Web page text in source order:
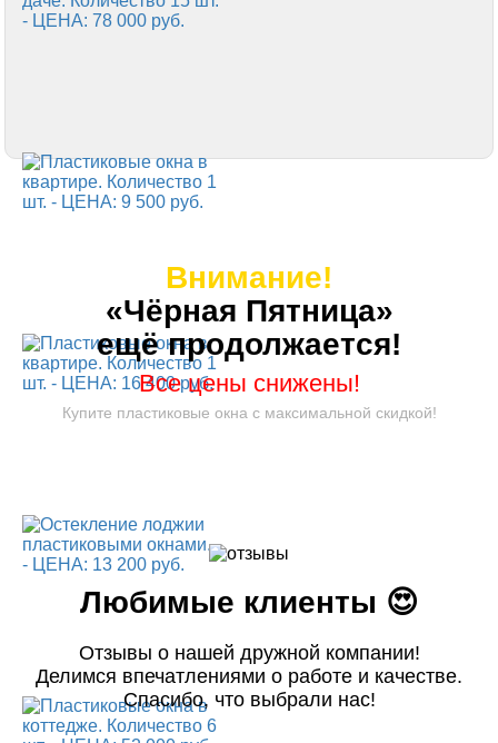
Внимание!
«Чёрная Пятница»
ещё продолжается!
Все цены снижены!
Купите пластиковые окна с максимальной скидкой!
Любимые клиенты 😍
Отзывы о нашей дружной компании!
Делимся впечатлениями о работе и качестве.
Спасибо, что выбрали нас!